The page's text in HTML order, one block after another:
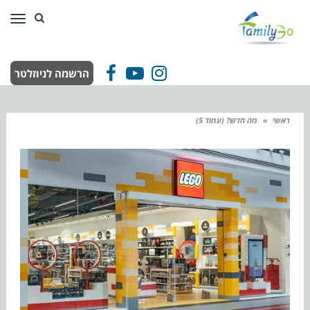
Facebook
YouTube
Instagram הרשמה לניוזלטר
ראשי » מה חדש? (עמוד 5)